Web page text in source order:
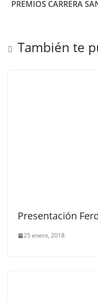
PREMIOS CARRERA
También te
Presentación
25 enero, 2018